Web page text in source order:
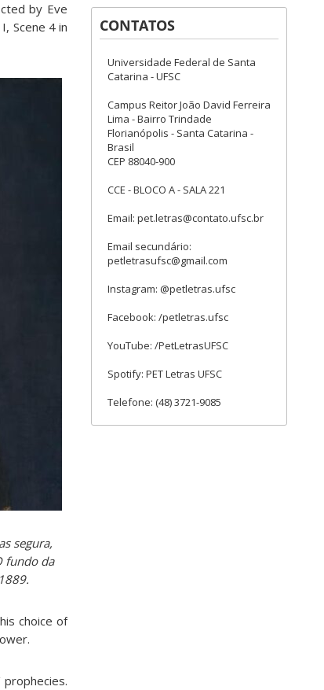
by Eve
Scene 4 in
segura,
fundo da
choice of
CONTATOS
Universidade Federal de Santa
Catarina - UFSC
Campus Reitor João David Ferreira
Lima - Bairro Trindade
Florianópolis - Santa Catarina -
Brasil
CEP 88040-900
CCE - BLOCO A - SALA 221
Email: pet.letras@contato.ufsc.br
Email secundário:
petletrasufsc@gmail.com
Instagram: @petletras.ufsc
Facebook: /petletras.ufsc
YouTube: /PetLetrasUFSC
Spotify: PET Letras UFSC
Telefone: (48) 3721-9085